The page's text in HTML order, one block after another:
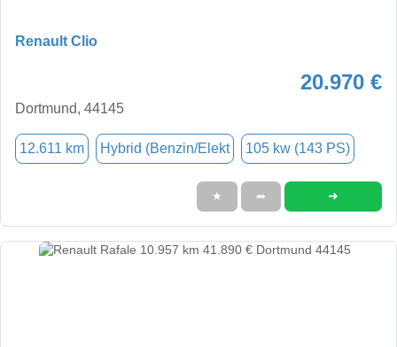
Renault Clio
20.970 €
Dortmund, 44145
12.611 km Hybrid (Benzin/Elekt 105 kw (143 PS)
★ ➦ ➜